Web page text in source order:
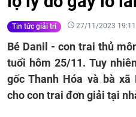
Tin tức giải trí 27/11/2023 19:11
Bé Danil - con trai thủ
tuổi hôm 25/11. Tuy
gốc Thanh Hóa và bà
cho con trai đơn giải tại